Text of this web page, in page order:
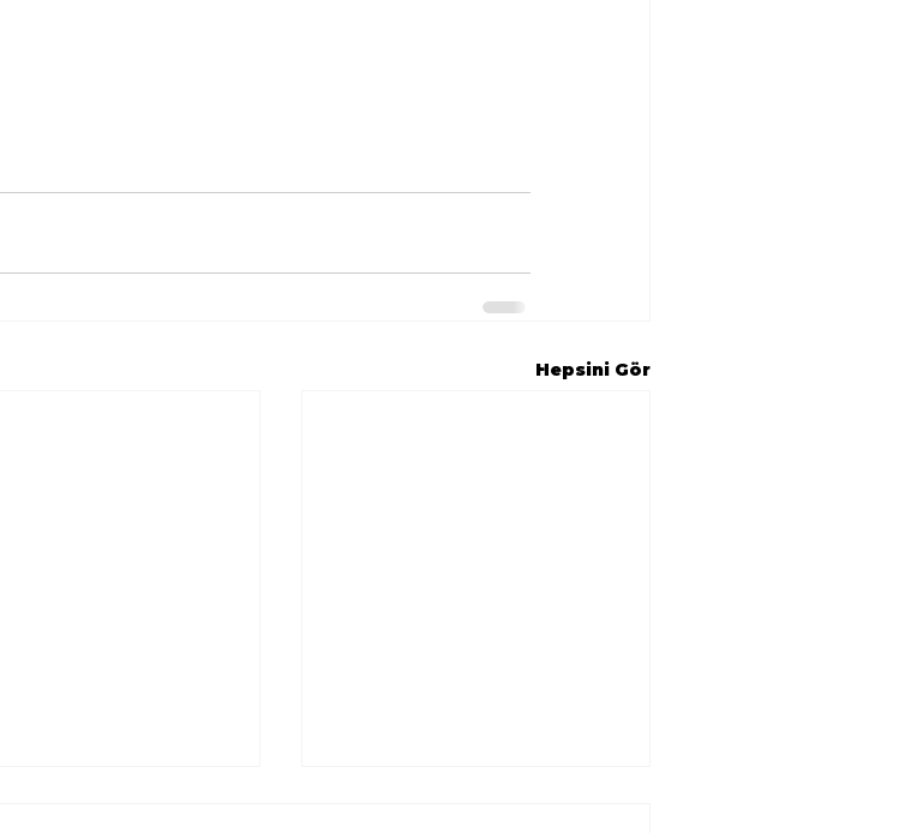
Hepsini Gör